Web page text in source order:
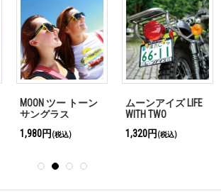
MOON ツー トーン
サングラス
1,980円 (税込)
ムーンアイズ LIFE
WITH TWO
ンス プレート フレ
1,320円 (税込)